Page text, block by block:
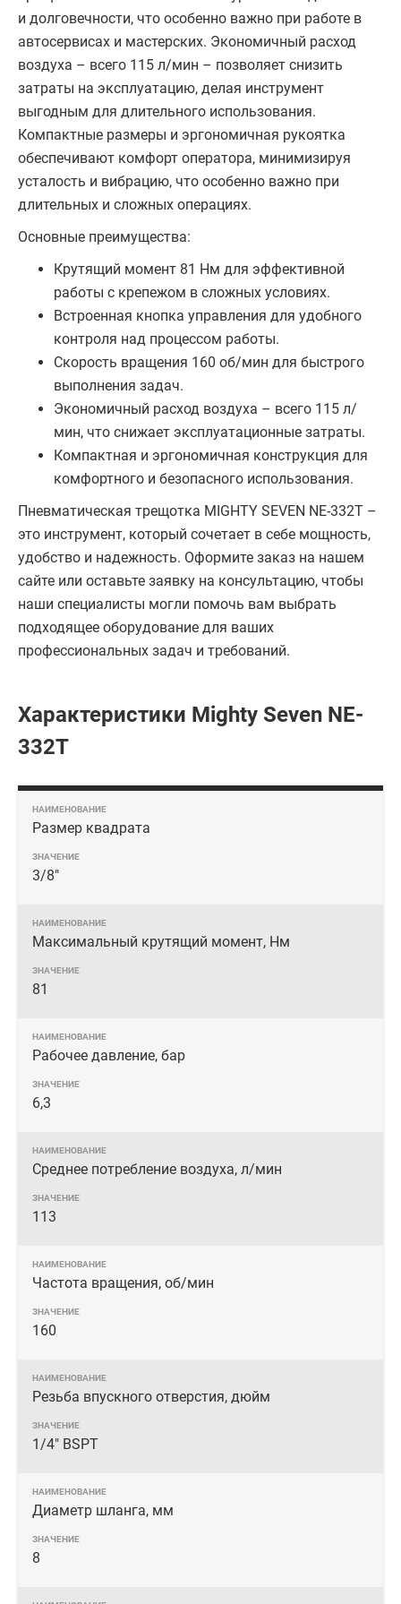
и долговечности, что особенно важно при работе в
автосервисах и мастерских. Экономичный расход
воздуха – всего 115 л/мин – позволяет снизить
затраты на эксплуатацию, делая инструмент
выгодным для длительного использования.
Компактные размеры и эргономичная рукоятка
обеспечивают комфорт оператора, минимизируя
усталость и вибрацию, что особенно важно при
длительных и сложных операциях.
Основные преимущества:
Крутящий момент 81 Нм для эффективной
работы с крепежом в сложных условиях.
Встроенная кнопка управления для удобного
контроля над процессом работы.
Скорость вращения 160 об/мин для быстрого
выполнения задач.
Экономичный расход воздуха – всего 115 л/
мин, что снижает эксплуатационные затраты.
Компактная и эргономичная конструкция для
комфортного и безопасного использования.
Пневматическая трещотка MIGHTY SEVEN NE-332T –
это инструмент, который сочетает в себе мощность,
удобство и надежность. Оформите заказ на нашем
сайте или оставьте заявку на консультацию, чтобы
наши специалисты могли помочь вам выбрать
подходящее оборудование для ваших
профессиональных задач и требований.
Характеристики Mighty Seven NE-
332T
Размер квадрата
3/8"
Максимальный крутящий момент, Нм
81
Рабочее давление, бар
6,3
Среднее потребление воздуха, л/мин
113
Частота вращения, об/мин
160
Резьба впускного отверстия, дюйм
1/4" BSPT
Диаметр шланга, мм
8